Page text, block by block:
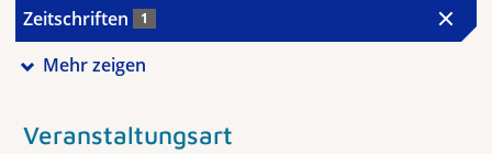
Zeitschriften 1
Mehr zeigen
Veranstaltungsart